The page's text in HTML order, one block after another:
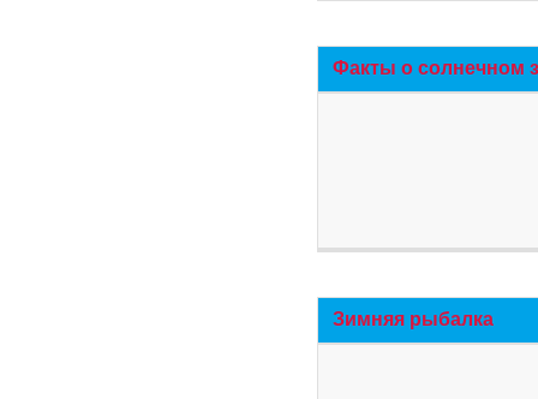
Факты о солнечном
Зимняя рыбалка